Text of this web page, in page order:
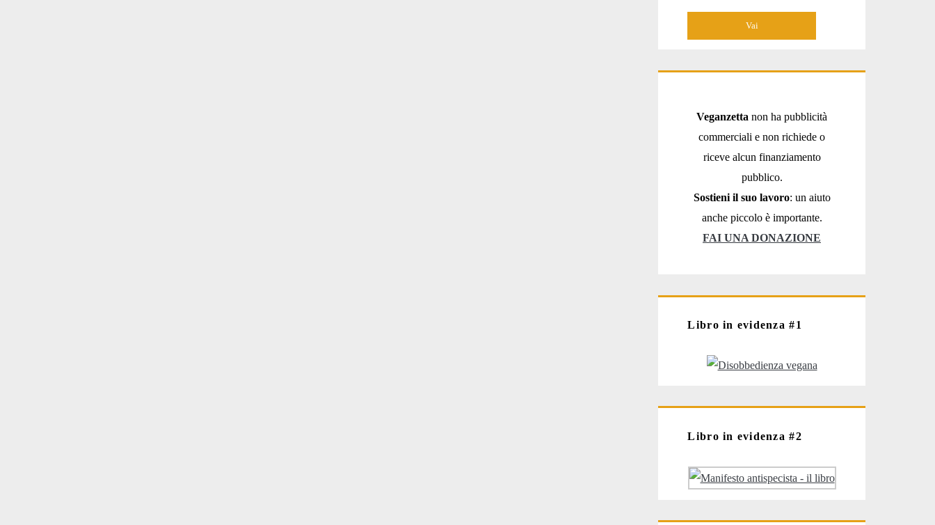
Veganzetta non ha pubblicità
commerciali e non richiede o
riceve alcun finanziamento
pubblico.
Sostieni il suo lavoro: un aiuto
anche piccolo è importante.
FAI UNA DONAZIONE
Libro in evidenza #1
Libro in evidenza #2